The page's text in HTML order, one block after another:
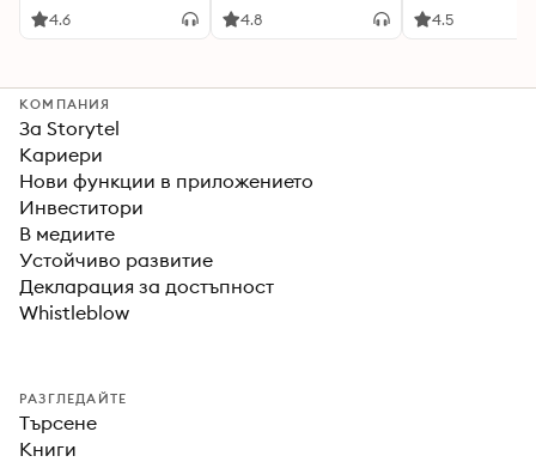
4.6 4.8 4.5
КОМПАНИЯ
За Storytel
Кариери
Нови функции в приложението
Инвеститори
В медиите
Устойчиво развитие
Декларация за достъпност
Whistleblow
РАЗГЛЕДАЙТЕ
Търсене
Книги